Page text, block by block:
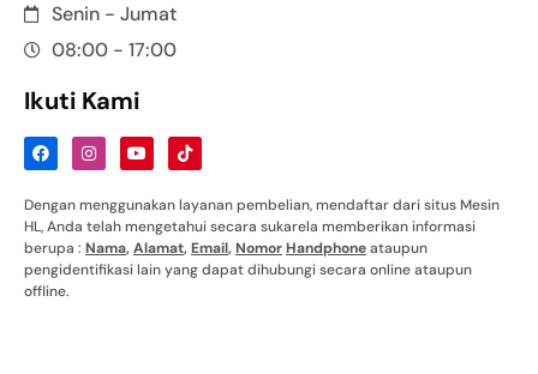
Senin - Jumat
08:00 - 17:00
Ikuti Kami
Dengan menggunakan layanan pembelian, mendaftar dari situs Mesin
HL, Anda telah mengetahui secara sukarela memberikan informasi
berupa : Nama,Alamat,Email,NomorHandphoneataupun
pengidentifikasi lain yang dapat dihubungi secara online ataupun
offline.